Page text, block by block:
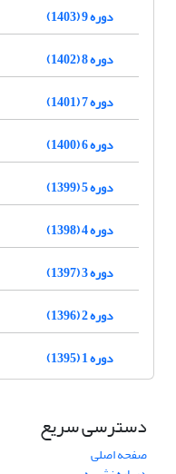
دوره 9 (1403)
دوره 8 (1402)
دوره 7 (1401)
دوره 6 (1400)
دوره 5 (1399)
دوره 4 (1398)
دوره 3 (1397)
دوره 2 (1396)
دوره 1 (1395)
دسترسی سریع
صفحه اصلی